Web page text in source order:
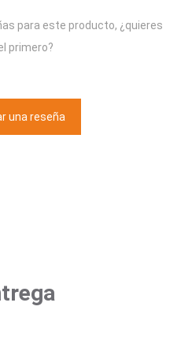
para este producto, ¿quieres
primero?
una reseña